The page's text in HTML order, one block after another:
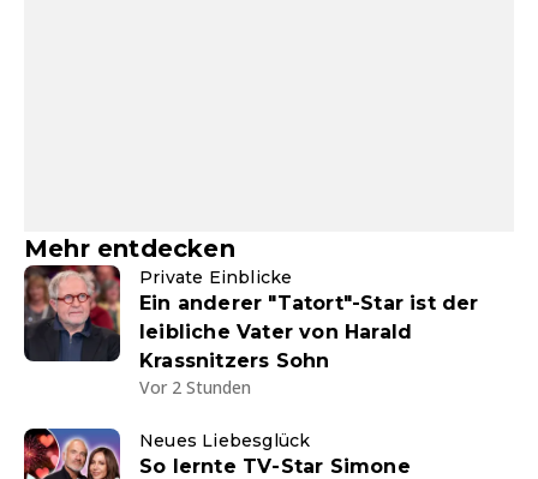
Mehr entdecken
Private Einblicke
Ein anderer "Tatort"-Star ist der
leibliche Vater von Harald
Krassnitzers Sohn
Vor 2 Stunden
Neues Liebesglück
So lernte TV-Star Simone